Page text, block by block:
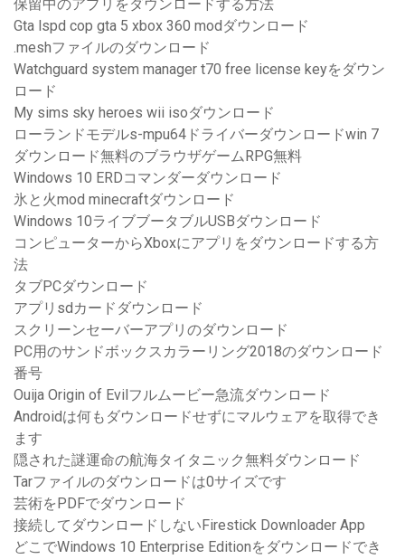
保留中のアプリをダウンロードする方法
Gta lspd cop gta 5 xbox 360 modダウンロード
.meshファイルのダウンロード
Watchguard system manager t70 free license keyをダウン
ロード
My sims sky heroes wii isoダウンロード
ローランドモデルs-mpu64ドライバーダウンロードwin 7
ダウンロード無料のブラウザゲームRPG無料
Windows 10 ERDコマンダーダウンロード
氷と火mod minecraftダウンロード
Windows 10ライブブータブルUSBダウンロード
コンピューターからXboxにアプリをダウンロードする方
法
タブPCダウンロード
アプリsdカードダウンロード
スクリーンセーバーアプリのダウンロード
PC用のサンドボックスカラーリング2018のダウンロード
番号
Ouija Origin of Evilフルムービー急流ダウンロード
Androidは何もダウンロードせずにマルウェアを取得でき
ます
隠された謎運命の航海タイタニック無料ダウンロード
Tarファイルのダウンロードは0サイズです
芸術をPDFでダウンロード
接続してダウンロードしないFirestick Downloader App
どこでWindows 10 Enterprise Editionをダウンロードでき